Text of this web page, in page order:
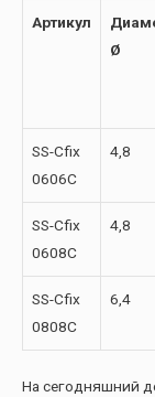
Артикул
Ø
SS-Cfix
0606С
4,8
SS-Cfix
0608С
4,8
SS-Cfix
0808С
6,4
На сегодняшний